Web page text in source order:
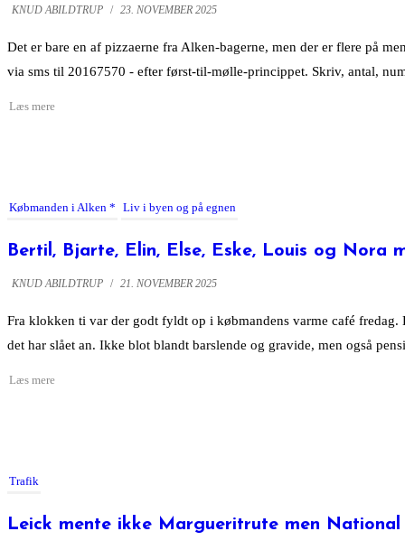
KNUD ABILDTRUP / 23. NOVEMBER 2025
Det er bare en af pizzaerne fra Alken-bagerne, men der er flere på
via sms til 20167570 - efter først-til-mølle-princippet. Skriv, antal,
Købmanden i Alken Liv i byen og på egnen
Bertil, Bjarte, Elin, Else, Eske, Louis og Nora
KNUD ABILDTRUP / 21. NOVEMBER 2025
Fra klokken ti var der godt fyldt op i købmandens varme café
det har slået an. Ikke blot blandt barslende og gravide, men også
Trafik
Leick mente ikke Margueritrute men National